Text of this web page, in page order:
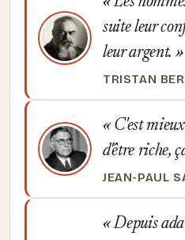
suite leur
leur argent.
TRISTAN
C'est
d'être riche,
JEAN-PAUL
Depuis